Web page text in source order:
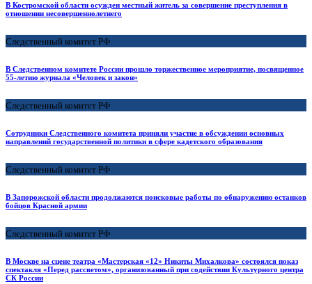
В Костромской области осужден местный житель за совершение преступления в
отношении несовершеннолетнего
Следственный комитет РФ
В Следственном комитете России прошло торжественное мероприятие, посвященное
55-летию журнала «Человек и закон»
Следственный комитет РФ
Сотрудники Следственного комитета приняли участие в обсуждении основных
направлений государственной политики в сфере кадетского образования
Следственный комитет РФ
В Запорожской области продолжаются поисковые работы по обнаружению останков
бойцов Красной армии
Следственный комитет РФ
В Москве на сцене театра «Мастерская «12» Никиты Михалкова» состоялся показ
спектакля «Перед рассветом», организованный при содействии Культурного центра
СК России